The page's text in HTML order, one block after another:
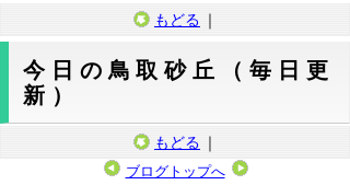
もどる ｜
今日の鳥取砂丘（毎日更
新）
もどる ｜
ブログトップへ